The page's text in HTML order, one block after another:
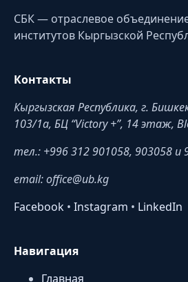
СБК — отраслевое
институтов Кыргызской
Контакты
Кыргызская Республика, г.
103/1a, БЦ “Victory +”, 14 этаж,
тел.: +996 312 901058, 903058 и
email: office@ub.kg
Facebook • Instagram • LinkedIn
Навигация
Главная